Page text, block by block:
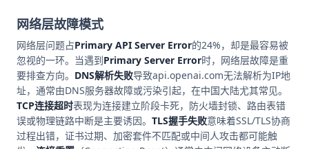
网络层故障模式
网络层问题占Primary API Server Error的24%，却是最容易被
忽视的一环。当遇到Primary Server Error时，网络层故障是重
要排查方向。 DNS解析失败导致api.openai.com无法解析为IP地
址，通常由DNS服务器故障或污染引起，在中国大陆尤其常见。
TCP连接超时表现为连接建立阶段卡死，防火墙封锁、路由表错
误或物理链路中断是主要诱因。 TLS握手失败意味着SSL/TLS协商
过程出错，证书过期、加密套件不匹配或中间人攻击都可能触